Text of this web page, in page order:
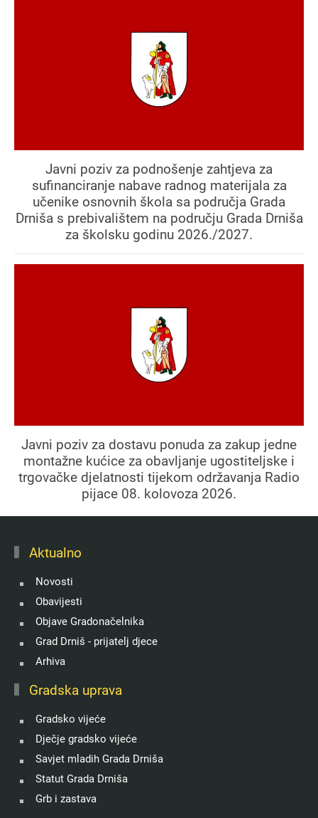
Javni poziv za podnošenje zahtjeva za
sufinanciranje nabave radnog materijala za
učenike osnovnih škola sa područja Grada
Drniša s prebivalištem na području Grada Drniša
za školsku godinu 2026./2027.
Javni poziv za dostavu ponuda za zakup jedne
montažne kućice za obavljanje ugostiteljske i
trgovačke djelatnosti tijekom održavanja Radio
pijace 08. kolovoza 2026.
Aktualno
Novosti
Obavijesti
Objave Gradonačelnika
Grad Drniš - prijatelj djece
Arhiva
Gradska uprava
Gradsko vijeće
Dječje gradsko vijeće
Savjet mladih Grada Drniša
Statut Grada Drniša
Grb i zastava